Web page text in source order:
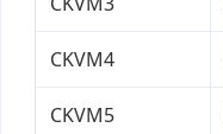
CKVM4
CKVM5